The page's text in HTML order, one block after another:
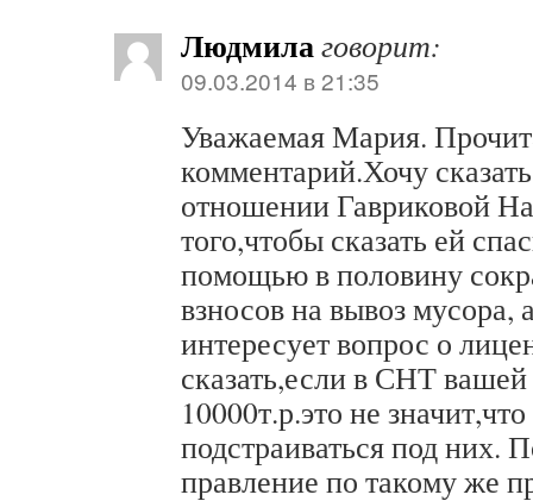
Людмилаговорит:
09.03.2014 в 21:35
Уважаемая Мария.
комментарий.Хочу
отношении Гавриковой
того,чтобы сказать ей
помощью в половину
взносов на вывоз мусора,
интересует вопрос о
сказать,если в СНТ
10000т.р.это не
подстраиваться под них.
правление по такому же